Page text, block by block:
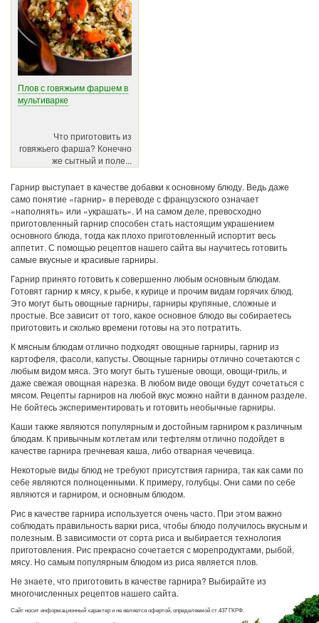
Плов с говяжьим фаршем в
мультиварке
Что приготовить из
говяжьего фарша? Конечно
же сытный и поле...
Гарнир выступает в качестве добавки к основному блюду. Ведь даже
само понятие «гарнир» в переводе с французского означает
«наполнять» или «украшать». И на самом деле, превосходно
приготовленный гарнир способен стать настоящим украшением
основного блюда, тогда как плохо приготовленный испортит весь
аппетит. С помощью рецептов нашего сайта вы научитесь готовить
самые вкусные и красивые гарниры.
Гарнир принято готовить к совершенно любым основным блюдам.
Готовят гарнир к мясу, к рыбе, к курице и прочим видам горячих блюд.
Это могут быть овощные гарниры, гарниры крупяные, сложные и
простые. Все зависит от того, какое основное блюдо вы собираетесь
приготовить и сколько времени готовы на это потратить.
К мясным блюдам отлично подходят овощные гарниры, гарнир из
картофеля, фасоли, капусты. Овощные гарниры отлично сочетаются с
любым видом мяса. Это могут быть тушеные овощи, овощи-гриль, и
даже свежая овощная нарезка. В любом виде овощи будут сочетаться с
мясом. Рецепты гарниров на любой вкус можно найти в данном разделе.
Не бойтесь экспериментировать и готовить необычные гарниры.
Каши также являются популярным и достойным гарниром к различным
блюдам. К привычным котлетам или тефтелям отлично подойдет в
качестве гарнира гречневая каша, либо отварная чечевица.
Некоторые виды блюд не требуют присутствия гарнира, так как сами по
себе являются полноценными. К примеру, голубцы. Они сами по себе
являются и гарниром, и основным блюдом.
Рис в качестве гарнира используется очень часто. При этом важно
соблюдать правильность варки риса, чтобы блюдо получилось вкусным и
полезным. В зависимости от сорта риса и выбирается технология
приготовления. Рис прекрасно сочетается с морепродуктами, рыбой,
мясу. Но самым популярным блюдом из риса является плов.
Не знаете, что приготовить в качестве гарнира? Выбирайте из
многочисленных рецептов нашего сайта.
Сайт носит информационный характер и не является офертой, определяемой ст.437 ГКРФ.